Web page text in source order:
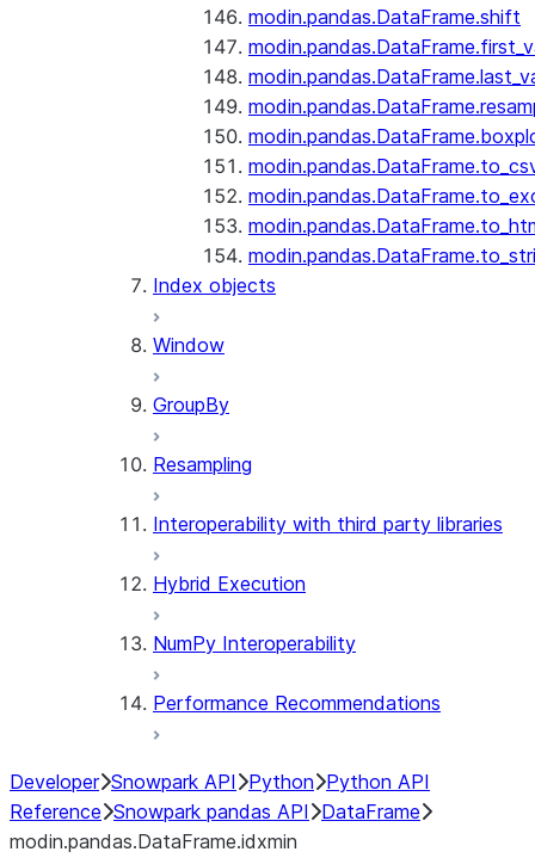
modin.pandas.DataFrame.shift
Index objects
Window
GroupBy
Resampling
Interoperability with third party libraries
Hybrid Execution
NumPy Interoperability
Performance Recommendations
Developer Snowpark API Python Python API
Reference Snowpark pandas API
DataFrame
modin.pandas.DataFrame.idxmin